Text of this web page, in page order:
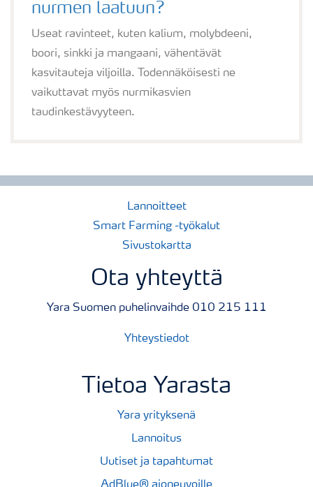
nurmen laatuun?
Useat ravinteet, kuten kalium, molybdeeni,
boori, sinkki ja mangaani, vähentävät
kasvitauteja viljoilla. Todennäköisesti ne
vaikuttavat myös nurmikasvien
taudinkestävyyteen.
Lannoitteet
Smart Farming -työkalut
Sivustokartta
Ota yhteyttä
Yara Suomen puhelinvaihde 010 215 111
Yhteystiedot
Tietoa Yarasta
Yara yrityksenä
Lannoitus
Uutiset ja tapahtumat